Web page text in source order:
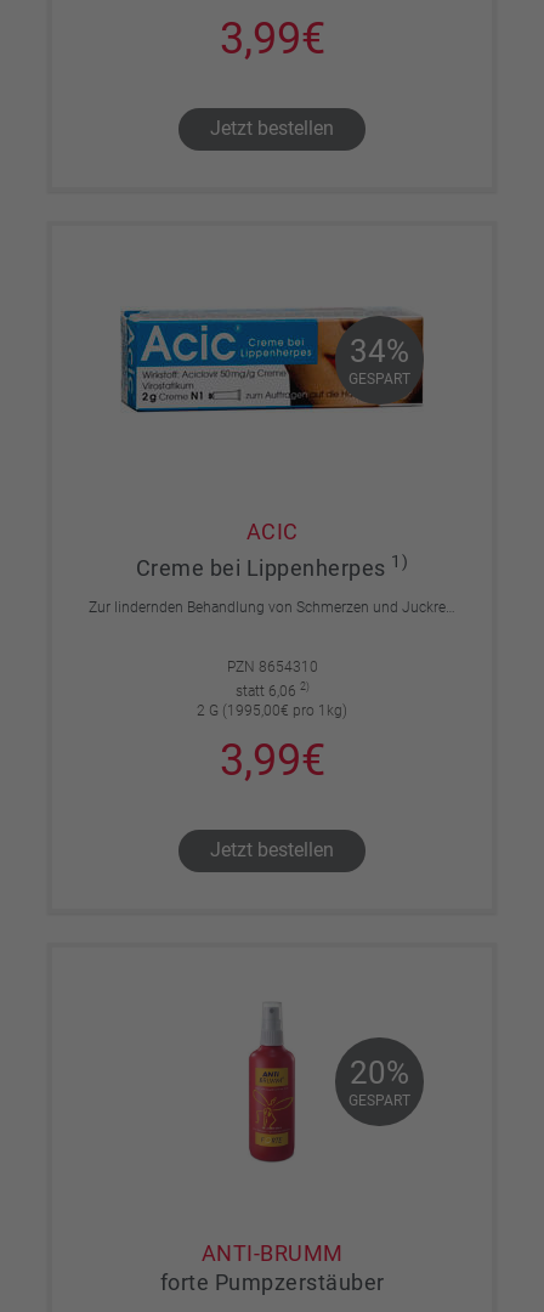
3,99€
Jetzt bestellen
34%
GESPART
34%
GESPART
ACIC
Creme bei Lippenherpes 1)
Zur lindernden Behandlung von Schmerzen und Juckreiz bei häufig wiederkehrenden Herpesinfektionen mit Bläschenbildung im Lippenbereich.
PZN 8654310
statt 6,06 2)
2 G (1995,00€ pro 1kg)
3,99€
Jetzt bestellen
20%
GESPART
20%
GESPART
ANTI-BRUMM
forte Pumpzerstäuber